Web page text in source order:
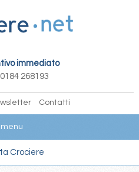
immediato
268193
Contatti
Crociere